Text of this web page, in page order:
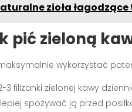
zioła
pić zieloną
wykorzystać
3 filiżanki zielonej kawy
spożywać ją przed